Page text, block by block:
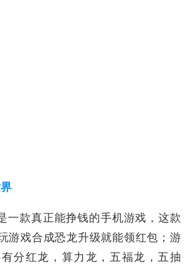
一款真正能挣钱的手机游戏，这款
游戏合成恐龙升级就能领红包；游
分红龙，算力龙，五福龙，五抽